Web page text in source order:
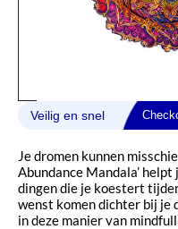
Je dromen kunnen
Abundance Mandala’
dingen die je koestert
wenst komen dichter bij je
in deze manier van